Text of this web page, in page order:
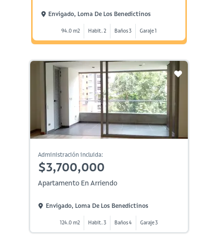
Envigado, Loma De Los Benedictinos
94.0 m2 Habit. 2 Baños 3 Garaje 1
Administración incluida:
$3,700,000
Apartamento En Arriendo
Envigado, Loma De Los Benedictinos
124.0 m2 Habit. 3 Baños 4 Garaje 3